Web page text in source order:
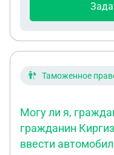
Таможенное
Могу ли я,
гражданин
ввести